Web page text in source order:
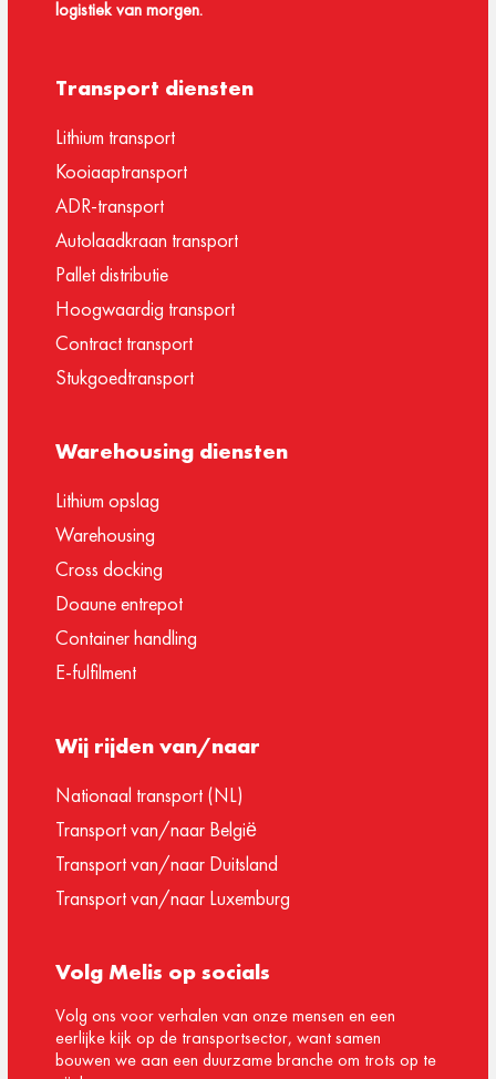
logistiek van morgen.
Transport diensten
Lithium transport
Kooiaaptransport
ADR-transport
Autolaadkraan transport
Pallet distributie
Hoogwaardig transport
Contract transport
Stukgoedtransport
Warehousing diensten
Lithium opslag
Warehousing
Cross docking
Doaune entrepot
Container handling
E-fulfilment
Wij rijden van/naar
Nationaal transport (NL)
Transport van/naar België
Transport van/naar Duitsland
Transport van/naar Luxemburg
Volg Melis op socials
Volg ons voor verhalen van onze mensen en een
eerlijke kijk op de transportsector, want samen
bouwen we aan een duurzame branche om trots op te